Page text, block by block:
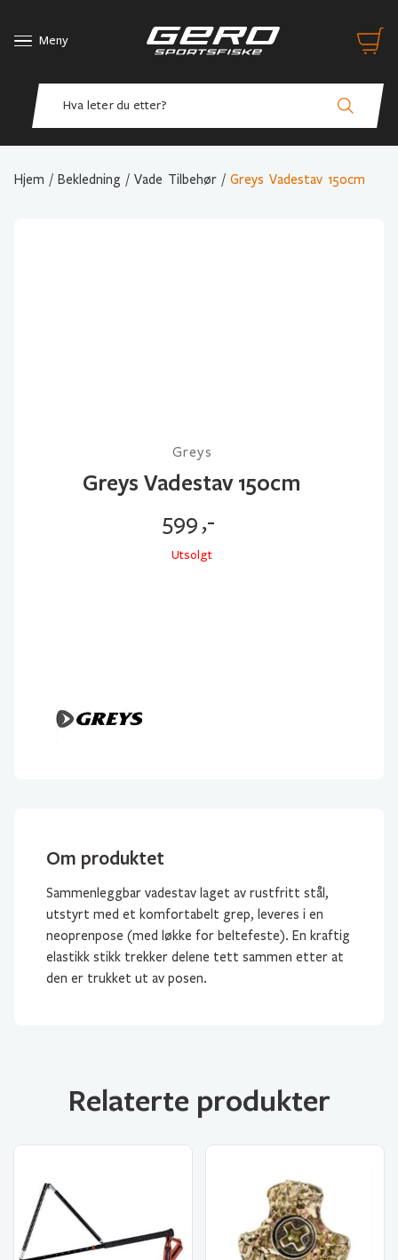
Meny
Hjem / Bekledning / Vade Tilbehør / Greys Vadestav 150cm
Greys
Greys Vadestav 150cm
599,-
Utsolgt
Om produktet
Sammenleggbar vadestav laget av rustfritt stål,
utstyrt med et komfortabelt grep, leveres i en
neoprenpose (med løkke for beltefeste). En kraftig
elastikk stikk trekker delene tett sammen etter at
den er trukket ut av posen.
Relaterte produkter